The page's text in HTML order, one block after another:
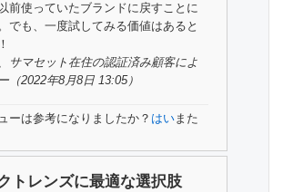
前使っていたブランドに戻すことに
でも、一度試してみる価値はあると
サマセット在住の認証済み顧客によ
（2022年8月8日 13:05）
ーは参考になりましたか？ はいまた
トレンズに最適な選択肢